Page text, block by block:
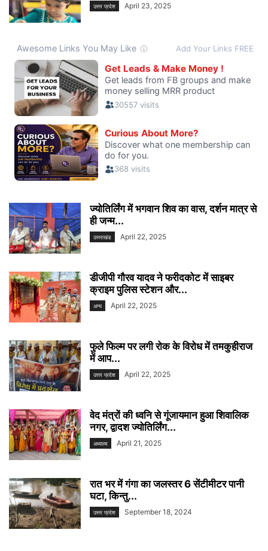
उत्तर प्रदेश April 23, 2025
ज्योतिर्लिंग में भगवान शिव का वास, दर्शन मात्र से
ही जन्म...
उत्तराखंड April 22, 2025
डीजीपी गौरव यादव ने फरीदकोट में साइबर
क्राइम पुलिस स्टेशन और...
अन्य April 22, 2025
फुले फिल्म पर लगी रोक के विरोध में तमकुहीराज
में आप...
उत्तर प्रदेश April 22, 2025
वेद मंत्रों की ध्वनि से गूंजायमान हुआ शिवालिक
नगर, द्वादश ज्योतिर्लिंग...
अध्यात्म April 21, 2025
रात भर में गंगा का जलस्तर 6 सेंटीमीटर पानी
घटा, किन्तु...
उत्तर प्रदेश September 18, 2024